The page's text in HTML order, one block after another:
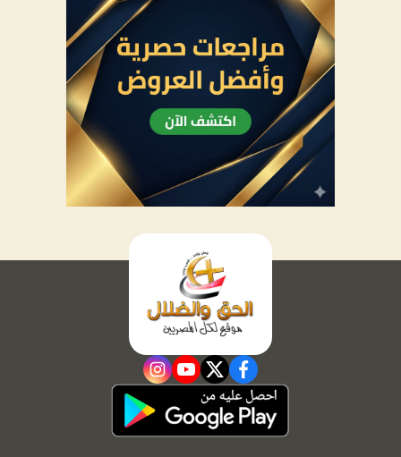
facebook
twitter
youtube
instagram